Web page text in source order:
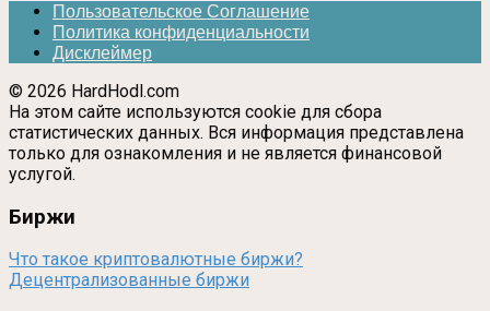
Пользовательское Соглашение
Политика конфиденциальности
Дисклеймер
© 2026 HardHodl.com
На этом сайте используются cookie для сбора
статистических данных. Вся информация представлена
только для ознакомления и не является финансовой
услугой.
Биржи
Что такое криптовалютные биржи?
Децентрализованные биржи